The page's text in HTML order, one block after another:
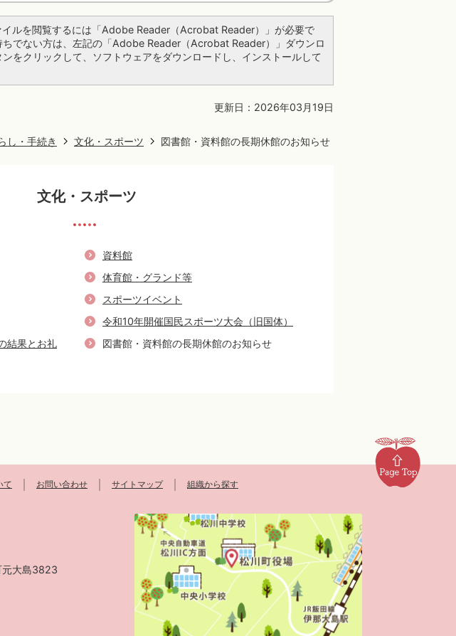
イルを閲覧するには「Adobe Reader（Acrobat Reader）」が必要で
ちでない方は、左記の「Adobe Reader（Acrobat Reader）」ダウンロ
ンをクリックして、ソフトウェアをダウンロードし、インストールして
更新日：2026年03月19日
し・手続き 文化・スポーツ 図書館・資料館の長期休館のお知らせ
文化・スポーツ
資料館
体育館・グランド等
スポーツイベント
令和10年開催国民スポーツ大会（旧国体）
結果とお礼
図書館・資料館の長期休館のお知らせ
て お問い合わせ サイトマップ 組織から探す
大島3823